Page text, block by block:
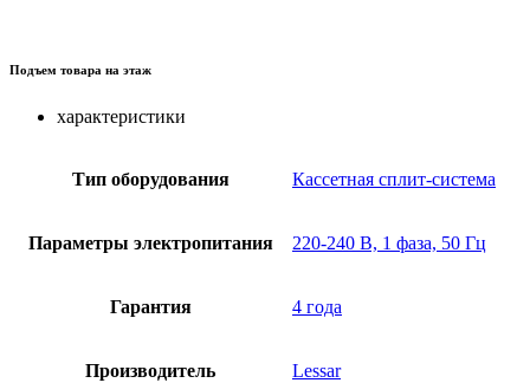
Подъем товара на этаж
характеристики
Тип оборудования Кассетная сплит-система
Параметры электропитания 220-240 В, 1 фаза, 50 Гц
Гарантия 4 года
Производитель Lessar